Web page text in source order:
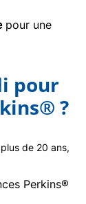
pour une
pour
?
de 20 ans,
Perkins®